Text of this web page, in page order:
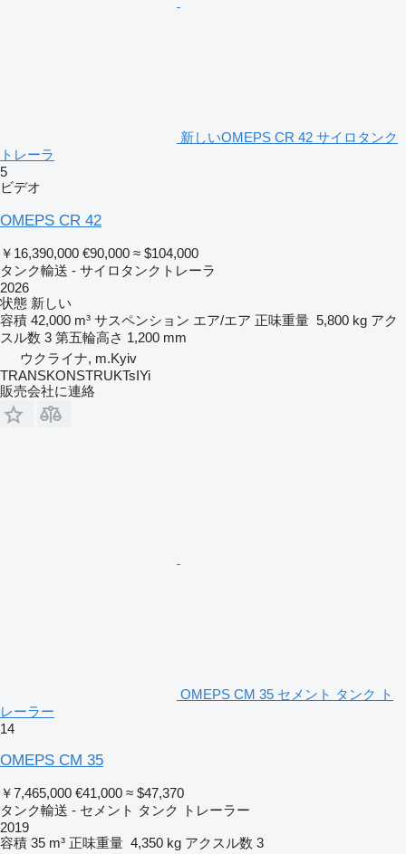
新しいOMEPS CR 42 サイロタンク
トレーラ
5
ビデオ
OMEPS CR 42
￥16,390,000 €90,000 ≈ $104,000
タンク輸送 - サイロタンクトレーラ
2026
状態 新しい
容積 42,000 m³ サスペンション エア/エア 正味重量 5,800 kg アク
スル数 3 第五輪高さ 1,200 mm
ウクライナ, m.Kyiv
TRANSKONSTRUKTsIYi
販売会社に連絡
OMEPS CM 35 セメント タンク ト
レーラー
14
OMEPS CM 35
￥7,465,000 €41,000 ≈ $47,370
タンク輸送 - セメント タンク トレーラー
2019
容積 35 m³ 正味重量 4,350 kg アクスル数 3